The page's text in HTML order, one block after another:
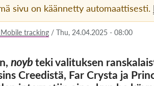
sivu on käännetty automaattisesti.
tracking / Thu, 24.04.2025 - 08:00
noybteki valituksen
Creedistä, Far Crysta ja